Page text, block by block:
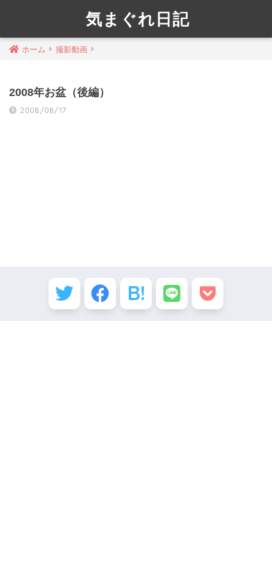
気まぐれ日記
ホーム 撮影動画
2008年お盆（後編）
2008/08/17